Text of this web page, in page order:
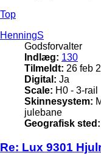
Top
HenningS
Godsforvalter
Indlæg: 130
Tilmeldt: 26 feb
Digital: Ja
Scale: H0 - 3-rail
Skinnesystem:
julebane
Geografisk sted:
Re: Lux 9301